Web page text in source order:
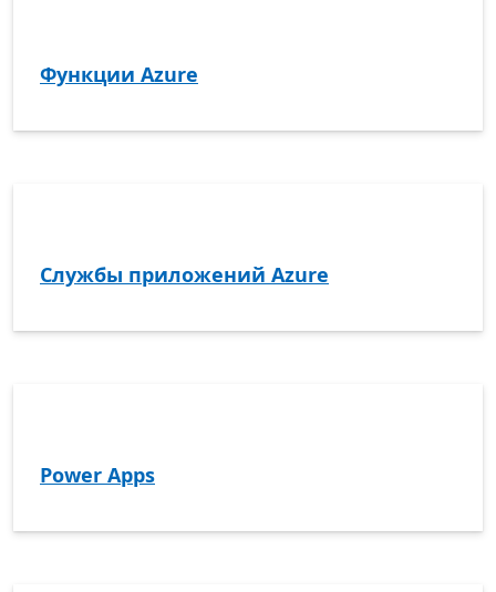
Функции Azure
Службы приложений Azure
Power Apps